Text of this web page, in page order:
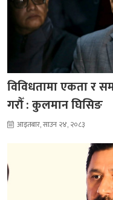
विविधतामा एकता र
गरौँ : कुलमान घिसिङ
आइतबार, साउन २४, २०८३